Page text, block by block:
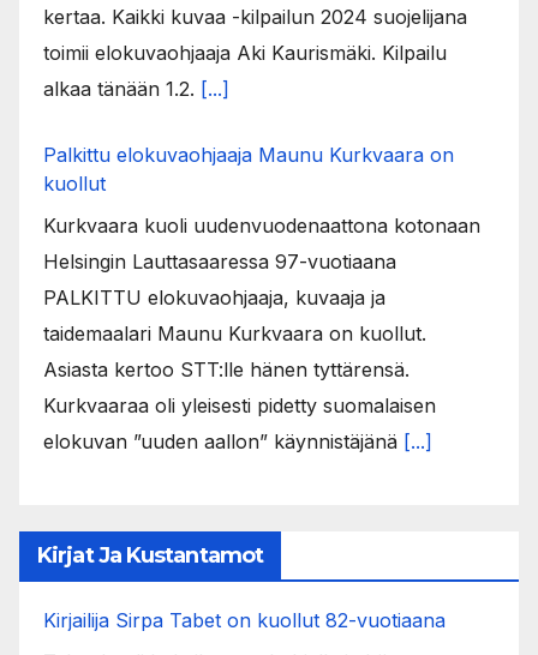
kertaa. Kaikki kuvaa -kilpailun 2024 suojelijana
toimii elokuvaohjaaja Aki Kaurismäki. Kilpailu
alkaa tänään 1.2. [...]
Palkittu elokuvaohjaaja Maunu Kurkvaara on
kuollut
Kurkvaara kuoli uudenvuodenaattona kotonaan
Helsingin Lauttasaaressa 97-vuotiaana
PALKITTU elokuvaohjaaja, kuvaaja ja
taidemaalari Maunu Kurkvaara on kuollut.
Asiasta kertoo STT:lle hänen tyttärensä.
Kurkvaaraa oli yleisesti pidetty suomalaisen
elokuvan ”uuden aallon” käynnistäjänä [...]
Kirjat Ja Kustantamot
Kirjailija Sirpa Tabet on kuollut 82-vuotiaana